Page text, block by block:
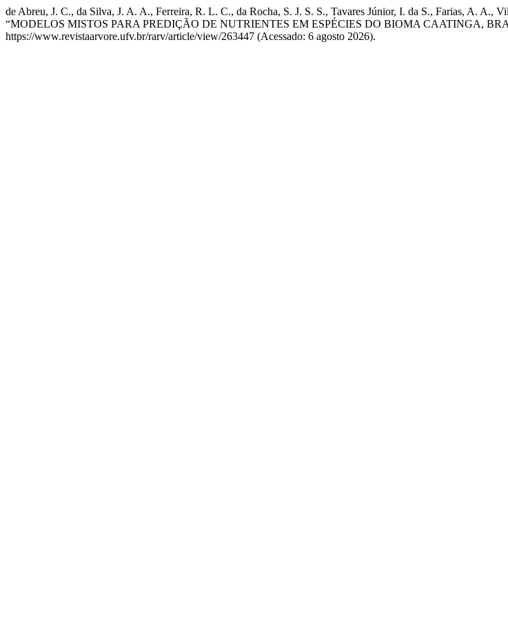
de Abreu, J. C., da Silva, J. A. A., Ferreira, R. L. C., da Rocha, S. J. S. S., Tavares Júnior, I. da S., Farias, A.
“MODELOS MISTOS PARA PREDIÇÃO DE NUTRIENTES EM ESPÉCIES DO BIOMA CAATINGA,
https://www.revistaarvore.ufv.br/rarv/article/view/263447 (Acessado: 6 agosto 2026).